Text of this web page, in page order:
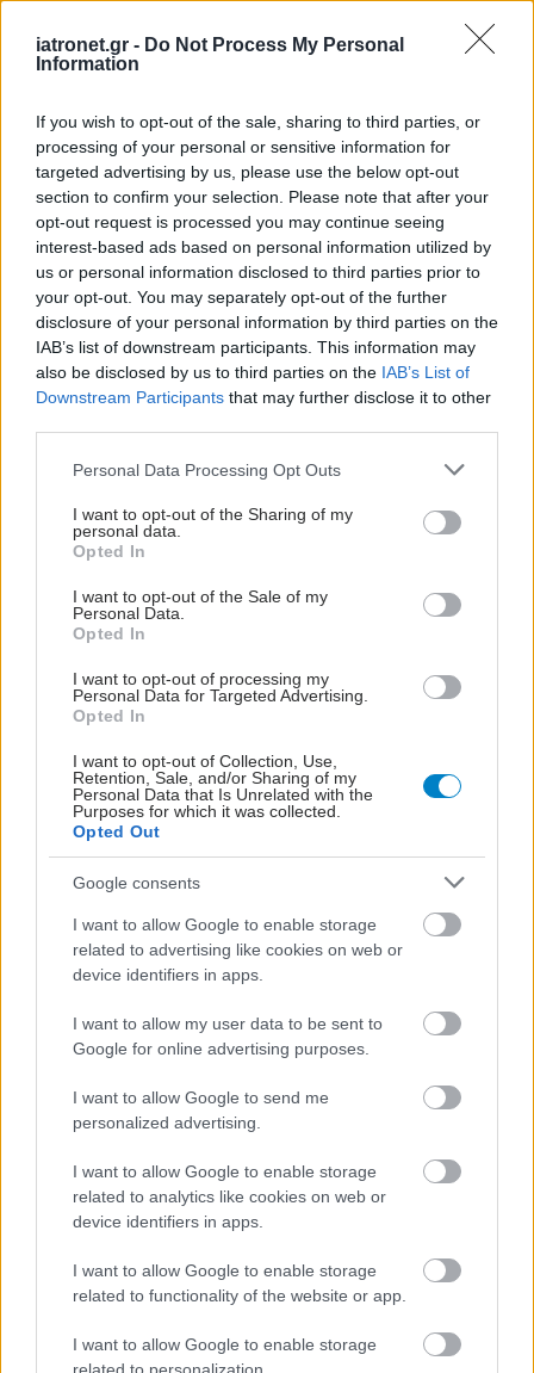
iatronet.gr - Do Not Process My Personal
Information
If you wish to opt-out of the sale, sharing to third parties, or
processing of your personal or sensitive information for
targeted advertising by us, please use the below opt-out
section to confirm your selection. Please note that after your
opt-out request is processed you may continue seeing
interest-based ads based on personal information utilized by
us or personal information disclosed to third parties prior to
your opt-out. You may separately opt-out of the further
disclosure of your personal information by third parties on the
IAB’s list of downstream participants. This information may
also be disclosed by us to third parties on the IAB’s List of
Downstream Participants that may further disclose it to other
Please note that this website/app uses one or more Google
not limited to your visit or usage behaviour. You may click to
grant or deny consent to Google and its third-party tags to
use your data for below specified purposes in below Google
consent section.
Personal Data Processing Opt Outs
I want to opt-out of the Sharing of my
personal data.
Opted In
I want to opt-out of the Sale of my
Personal Data.
Opted In
I want to opt-out of processing my
Personal Data for Targeted Advertising.
Opted In
I want to opt-out of Collection, Use,
Retention, Sale, and/or Sharing of my
Personal Data that Is Unrelated with the
Purposes for which it was collected.
Opted Out
Google consents
I want to allow Google to enable storage
related to advertising like cookies on web or
device identifiers in apps.
I want to allow my user data to be sent to
Google for online advertising purposes.
I want to allow Google to send me
personalized advertising.
I want to allow Google to enable storage
related to analytics like cookies on web or
device identifiers in apps.
I want to allow Google to enable storage
related to functionality of the website or app.
I want to allow Google to enable storage